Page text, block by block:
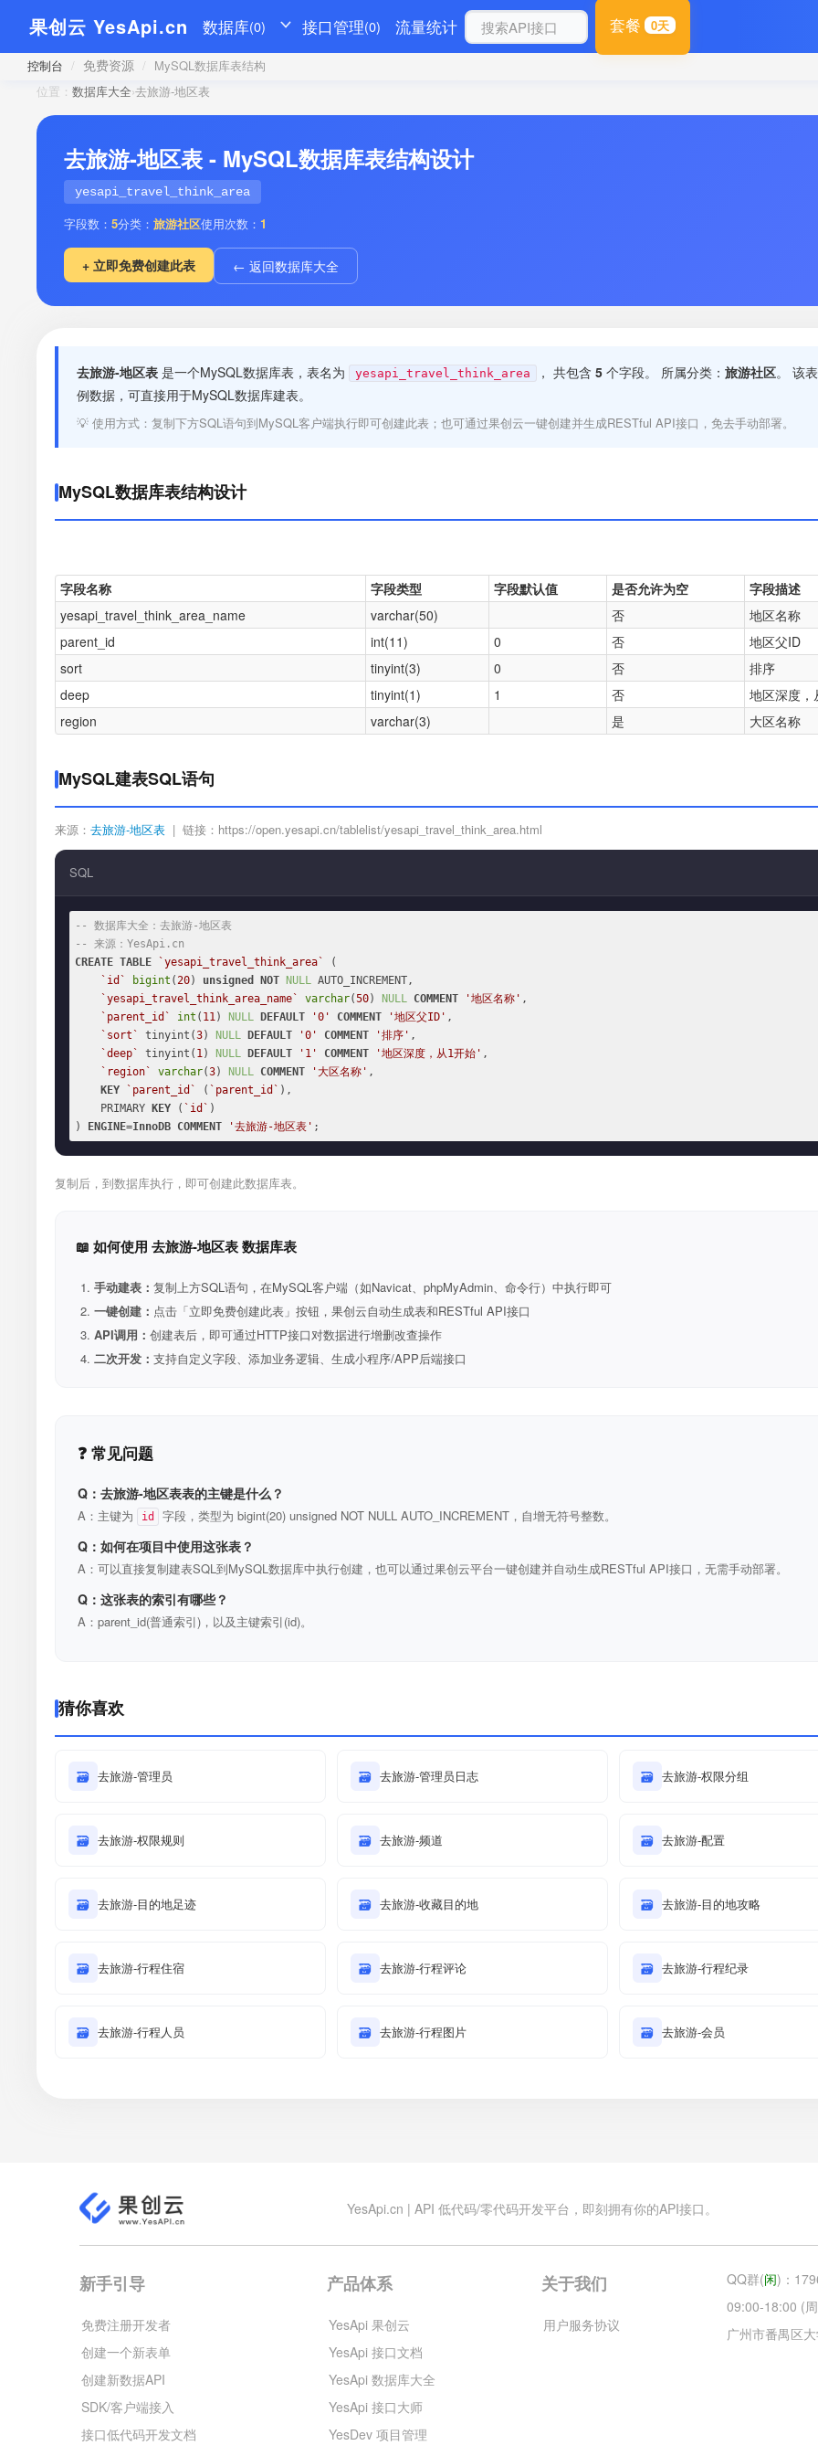
果创云 YesApi.cn 数据库(0) 接口管理(0) 流量统计 套餐 0天
控制台 / 免费资源 / MySQL数据库表结构
位置： 数据库大全›去旅游-地区表
去旅游-地区表 - MySQL数据库表结构设计
yesapi_travel_think_area
字段数： 5分类： 旅游社区使用次数： 1
+ 立即免费创建此表 ← 返回数据库大全
去旅游-地区表 是一个MySQL数据库表，表名为 yesapi_travel_think_area ， 共包含 5 个字段。 所属分类： 旅游社区。 该
例数据，可直接用于MySQL数据库建表。
💡 使用方式：复制下方SQL语句到MySQL客户端执行即可创建此表；也可通过果创云一键创建并生成RESTful API接口，免去手动部署。
MySQL数据库表结构设计
字段名称 字段类型 字段默认值 是否允许为空
字段描述
yesapi_travel_think_area_name
varchar(50) 否
地区名称
parent_id
int(11) 0 否
地区父ID
sort
tinyint(3) 0 否
排序
deep
tinyint(1) 1 否
地区深度，
region
varchar(3) 是 大区名称
MySQL建表SQL语句
来源： 去旅游-地区表 | 链接：https://open.yesapi.cn/tablelist/yesapi_travel_think_area.html
SQL
-- 数据库大全：去旅游-地区表
-- 来源：YesApi.cn
CREATE TABLE `yesapi_travel_think_area`
(
`id`
bigint (20) unsigned NOT NULL AUTO_INCREMENT,
`yesapi_travel_think_area_name`
varchar(50) NULL COMMENT '地区名称' ,
`parent_id`
int ( 11) NULL DEFAULT '0' COMMENT '地区父ID' ,
`sort`
tinyint(3) NULL DEFAULT '0' COMMENT '排序' ,
`deep`
tinyint( 1) NULL DEFAULT '1' COMMENT '地区深度，从1开始' ,
`region`
varchar(3) NULL COMMENT '大区名称' ,
KEY
`parent_id` ( `parent_id` ),
    PRIMARY
KEY ( `id` )
)
ENGINE=InnoDB COMMENT '去旅游-地区表' ;
复制后，到数据库执行，即可创建此数据库表。
📖 如何使用 去旅游-地区表 数据库表
手动建表： 复制上方SQL语句，在MySQL客户端（如Navicat、phpMyAdmin、命令行）中执行即可
一键创建： 点击「立即免费创建此表」按钮，果创云自动生成表和RESTful API接口
API调用： 创建表后，即可通过HTTP接口对数据进行增删改查操作
二次开发： 支持自定义字段、添加业务逻辑、生成小程序/APP后端接口
❓ 常见问题
Q：去旅游-地区表表的主键是什么？
A：主键为 id 字段，类型为 bigint(20) unsigned NOT NULL AUTO_INCREMENT，自增无符号整数。
Q：如何在项目中使用这张表？
A：可以直接复制建表SQL到MySQL数据库中执行创建，也可以通过果创云平台一键创建并自动生成RESTful API接口，无需手动部署。
Q：这张表的索引有哪些？
A：parent_id(普通索引)，以及主键索引(id)。
猜你喜欢
🗃 去旅游-管理员 🗃 去旅游-管理员日志 🗃 去旅游-权限分组
🗃 去旅游-权限规则 🗃 去旅游-频道 🗃 去旅游-配置
🗃 去旅游-目的地足迹 🗃 去旅游-收藏目的地 🗃 去旅游-目的地攻略
🗃 去旅游-行程住宿 🗃 去旅游-行程评论 🗃 去旅游-行程纪录
🗃 去旅游-行程人员 🗃 去旅游-行程图片 🗃 去旅游-会员
YesApi.cn | API 低代码/零代码开发平台，即刻拥有你的API接口。
新手引导
免费注册开发者
创建一个新表单
创建新数据API
SDK/客户端接入
接口低代码开发文档
产品体系
YesApi 果创云
YesApi 接口文档
YesApi 数据库大全
YesApi 接口大师
YesDev 项目管理
关于我们
用户服务协议
QQ群(闲)：
09:00-18:00 (
广州市番禺区